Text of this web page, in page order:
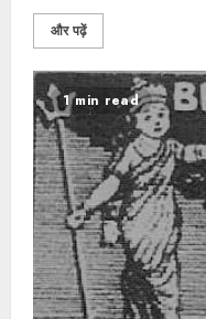
और पढ़ें
1 min read